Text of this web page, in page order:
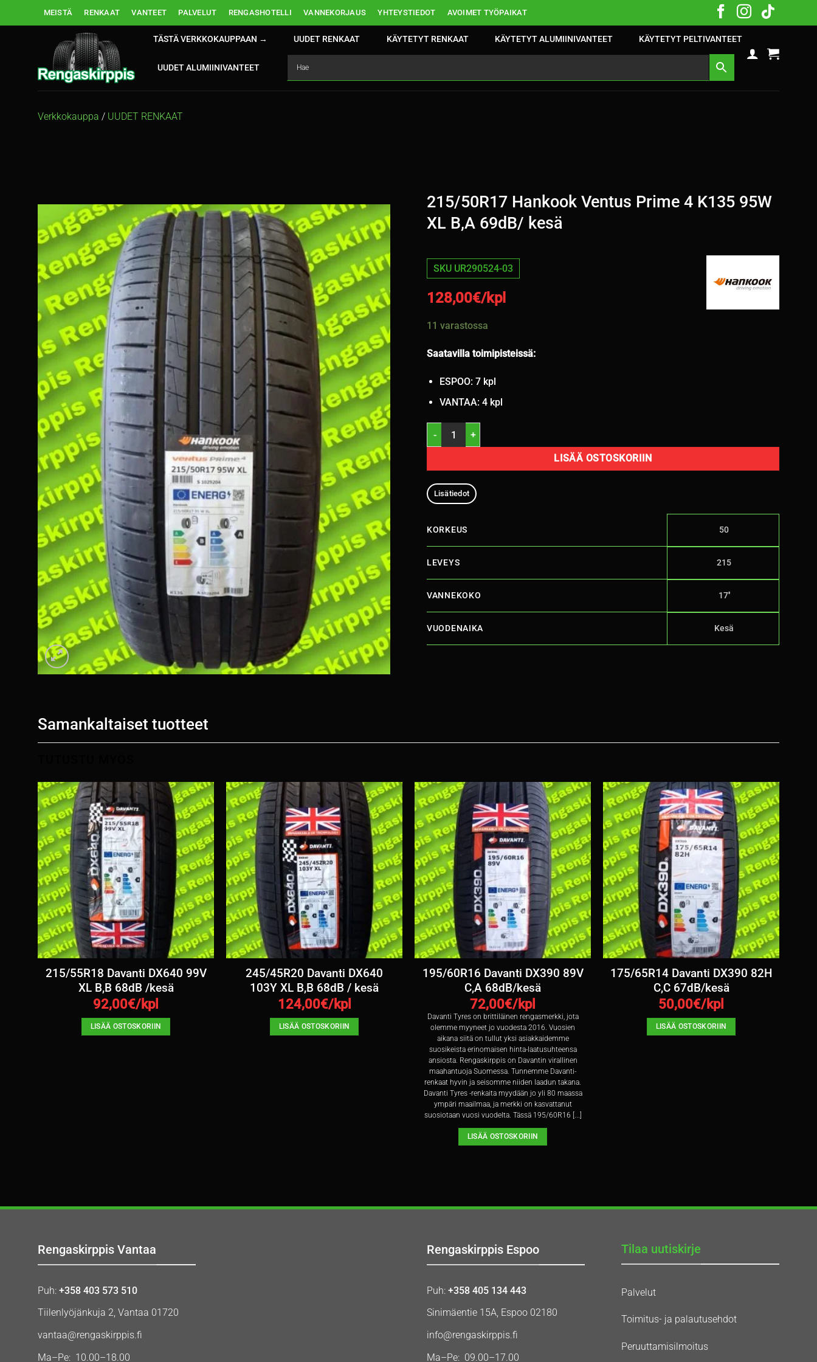
MEISTÄ RENKAAT VANTEET PALVELUT RENGASHOTELLI VANNEKORJAUS YHTEYSTIEDOT AVOIMET TYÖPAIKAT
TÄSTÄ VERKKOKAUPPAAN → UUDET RENKAAT KÄYTETYT RENKAAT KÄYTETYT ALUMIINIVANTEET KÄYTETYT PELTIVANTEET
UUDET ALUMIINIVANTEET
Verkkokauppa / UUDET RENKAAT
215/50R17 Hankook Ventus Prime 4 K135 95W
XL B,A 69dB/ kesä
SKU UR290524-03
128,00€/kpl
11 varastossa
Saatavilla toimipisteissä:
ESPOO: 7 kpl
VANTAA: 4 kpl
215/50R17 Hankook Ventus Prime 4 K135 95W XL B,A 69dB/ kesä määrä
LISÄÄ OSTOSKORIIN
Lisätiedot
KORKEUS 50
LEVEYS 215
VANNEKOKO 17''
VUODENAIKA Kesä
Samankaltaiset tuotteet
215/55R18 Davanti DX640 99V
XL B,B 68dB /kesä
92,00€/kpl
LISÄÄ OSTOSKORIIN
245/45R20 Davanti DX640
103Y XL B,B 68dB / kesä
124,00€/kpl
LISÄÄ OSTOSKORIIN
195/60R16 Davanti DX390 89V
C,A 68dB/kesä
72,00€/kpl
Davanti Tyres on brittiläinen rengasmerkki, jota
olemme myyneet jo vuodesta 2016. Vuosien
aikana siitä on tullut yksi asiakkaidemme
suosikeista erinomaisen hinta-laatusuhteensa
ansiosta. Rengaskirppis on Davantin virallinen
maahantuoja Suomessa. Tunnemme Davanti-
renkaat hyvin ja seisomme niiden laadun takana.
Davanti Tyres -renkaita myydään jo yli 80 maassa
ympäri maailmaa, ja merkki on kasvattanut
suosiotaan vuosi vuodelta. Tässä 195/60R16 [...]
LISÄÄ OSTOSKORIIN
175/65R14 Davanti DX390 82H
C,C 67dB/kesä
50,00€/kpl
LISÄÄ OSTOSKORIIN
Rengaskirppis Vantaa
Puh: +358 403 573 510
Tiilenlyöjänkuja 2, Vantaa 01720
vantaa@rengaskirppis.fi
Ma–Pe: 10.00–18.00
Rengaskirppis Espoo
Puh: +358 405 134 443
Sinimäentie 15A, Espoo 02180
info@rengaskirppis.fi
Ma–Pe: 09.00–17.00
Tilaa uutiskirje
Palvelut
Toimitus- ja palautusehdot
Peruuttamisilmoitus